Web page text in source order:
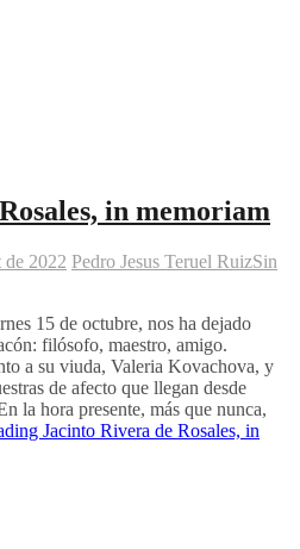
in memoriam
de 2022 Pedro Jesus Teruel RuizSin
15 de octubre, nos ha dejado
filósofo, maestro, amigo.
a su viuda, Valeria Kovachova, y
de afecto que llegan desde
la hora presente, más que nunca,
Jacinto Rivera de Rosales, in